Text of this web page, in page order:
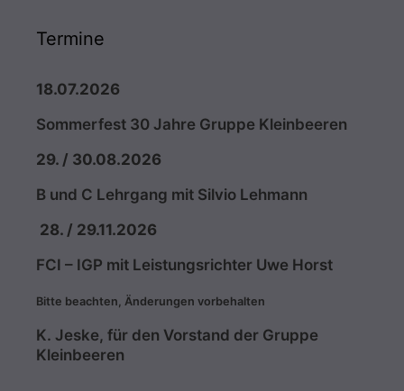
Termine
18.07.2026
Sommerfest 30 Jahre Gruppe Kleinbeeren
29. / 30.08.2026
B und C Lehrgang mit Silvio Lehmann
28. / 29.11.2026
FCI – IGP mit Leistungsrichter Uwe Horst
Bitte beachten, Änderungen vorbehalten
K. Jeske, für den Vorstand der Gruppe
Kleinbeeren